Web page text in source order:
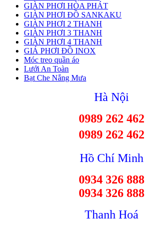
GIÀN PHƠI HÒA PHÁT
GIÀN PHƠI ĐỒ SANKAKU
GIÀN PHƠI 2 THANH
GIÀN PHƠI 3 THANH
GIÀN PHƠI 4 THANH
GIÁ PHƠI ĐỒ INOX
Móc treo quần áo
Lưới An Toàn
Bạt Che Nắng Mưa
Hà Nội
0989 262 462
0989 262 462
Hồ Chí Minh
0934 326 888
0934 326 888
Thanh Hoá